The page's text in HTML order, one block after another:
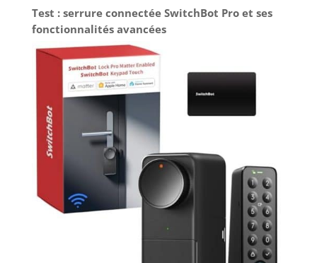
Test : serrure connectée SwitchBot Pro et ses
fonctionnalités avancées